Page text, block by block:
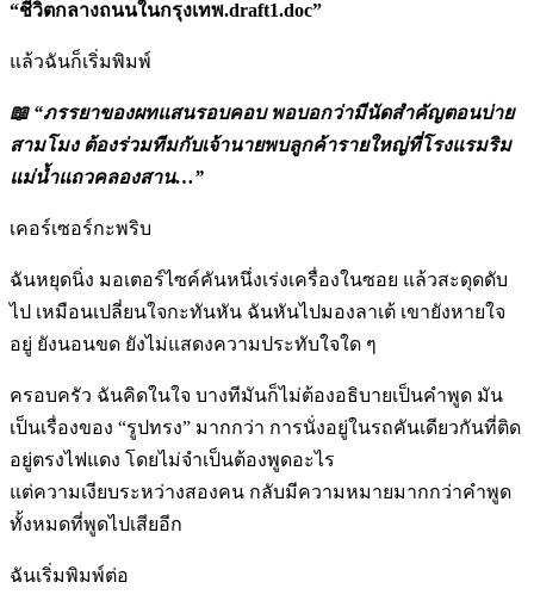
“ชีวิตกลางถนนในกรุงเทพ.draft1.doc”
แล้วฉันก็เริ่มพิมพ์
📖“ภรรยาของผทแสนรอบคอบ พอบอกว่ามีนัดสำคัญตอนบ่าย
สามโมง ต้องร่วมทีมกับเจ้านายพบลูกค้ารายใหญ่ที่โรงแรมริม
แม่น้ำแถวคลองสาน…”
เคอร์เซอร์กะพริบ
ฉันหยุดนิ่ง มอเตอร์ไซค์คันหนึ่งเร่งเครื่องในซอย แล้วสะดุดดับ
ไป เหมือนเปลี่ยนใจกะทันหัน ฉันหันไปมองลาเต้ เขายังหายใจ
อยู่ ยังนอนขด ยังไม่แสดงความประทับใจใด ๆ
ครอบครัว ฉันคิดในใจ บางทีมันก็ไม่ต้องอธิบายเป็นคำพูด มัน
เป็นเรื่องของ “รูปทรง” มากกว่า การนั่งอยู่ในรถคันเดียวกันที่ติด
อยู่ตรงไฟแดง โดยไม่จำเป็นต้องพูดอะไร
แต่ความเงียบระหว่างสองคน กลับมีความหมายมากกว่าคำพูด
ทั้งหมดที่พูดไปเสียอีก
ฉันเริ่มพิมพ์ต่อ